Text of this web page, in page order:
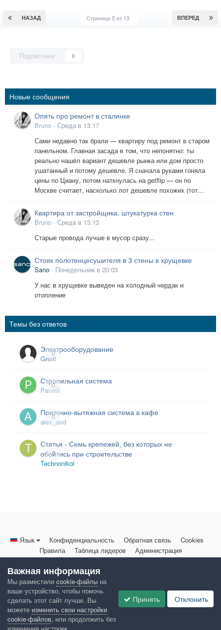
НАЗАД ВПЕРЕД
Страница 5 из 13
Подписчики 0
Новые сообщения
Опять про ремонт в сталинке
Bruno · Среда в 13:17
Сами недавно так брали — квартиру под ремонт в старом
панельном. Главная засада в том, что непонятно: ты
реально нашёл вариант дешевле рынка или дом просто
ушатанный и потому дешевле. Я сначала руками гоняла
цены по Циану, потом наткнулась на getflip — он по
Москве считает, насколько лот дешевле похожих (тот...
Квартира от застройщика, штукатурка стен
Bruno · Среда в 13:13
Старые провода лучше в мусор сразу...
Стояк полотенцесушителя в 3 стены в хрущевке
Sano · Понедельник в 20:03
У нас в хрущевке выведен на холодный чердак и
отопление
Темы без ответов
0
Электрооборудование
Great
0
Стропильная система
Pavelll
0
Приточно-вытяжная система в кафе
alex_avd
0
Статья - Семь крепежей, без которых не
обойтись при строительстве
Technonikol
Язык Конфиденциальность Обратная связь
Cookies
Правила
Таблица лидеров Администрация
Powered by Invision Community
Важная информация
Мы разместили cookie-файлы на
ваше устройство, чтобы помочь
сделать этот сайт лучше. Вы
можете изменить свои настройки
cookie-файлов, или продолжить без
Принять Отклонить